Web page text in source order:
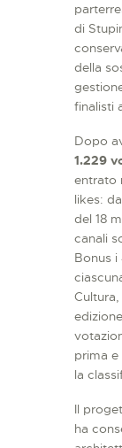
di
della
finalisti
Dopo
1.229
entrato
likes:
del 18
canali
Bonus
prima
la
Il
ha